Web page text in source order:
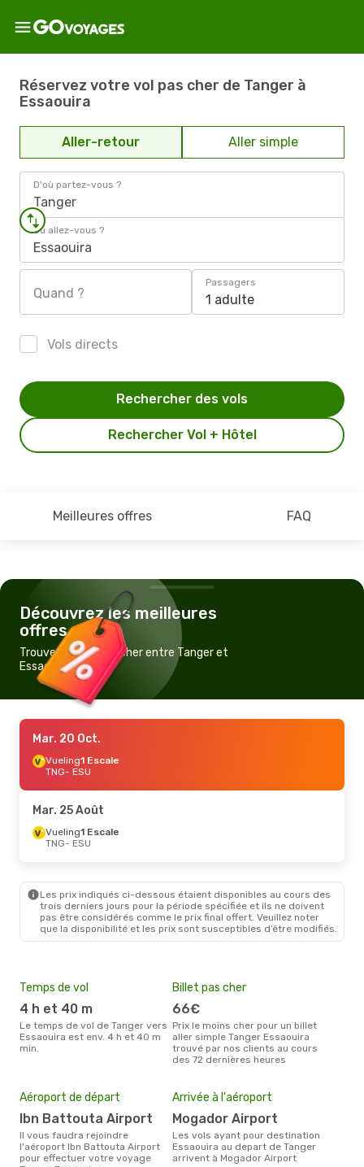
Réservez votre vol pas cher de Tanger à
Essaouira
Aller-retour Aller simple
D'où partez-vous ?
Tanger
Où allez-vous ?
Essaouira
Quand ?
Passagers
1 adulte
Vols directs
Rechercher Vol + Hôtel
Rechercher des vols
Meilleures offres FAQ
Découvrez les meilleures
offres
Trouvez un vol pas cher entre Tanger et
Essaouira
Mar. 20 Oct.
Vueling1 Escale
TNG- ESU
Mar. 25 Août
Vueling1 Escale
TNG- ESU
Les prix indiqués ci-dessous étaient disponibles au cours des
trois derniers jours pour la période spécifiée et ils ne doivent
pas être considérés comme le prix final offert. Veuillez noter
que la disponibilité et les prix sont susceptibles d’être modifiés.
Temps de vol
4 h et 40 m
Le temps de vol de Tanger vers
Essaouira est env. 4 h et 40 m
min.
Billet pas cher
66€
Prix le moins cher pour un billet
aller simple Tanger Essaouira
trouvé par nos clients au cours
des 72 dernières heures
Aéroport de départ
Ibn Battouta Airport
Il vous faudra rejoindre
l'aéroport Ibn Battouta Airport
pour effectuer votre voyage
Arrivée à l'aéroport
Mogador Airport
Les vols ayant pour destination
Essaouira au depart de Tanger
arrivent à Mogador Airport